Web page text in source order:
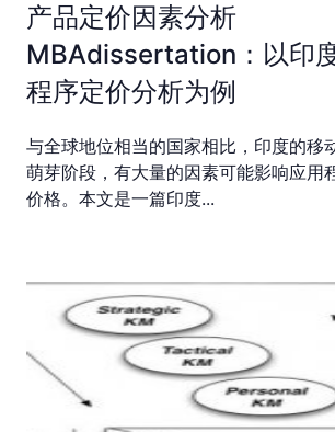
产品定价因素分析
MBAdissertation：以印
程序定价分析为例
与全球地位相当的国家相比，印度的移
萌芽阶段，有大量的因素可能影响应用
价格。本文是一篇印度...